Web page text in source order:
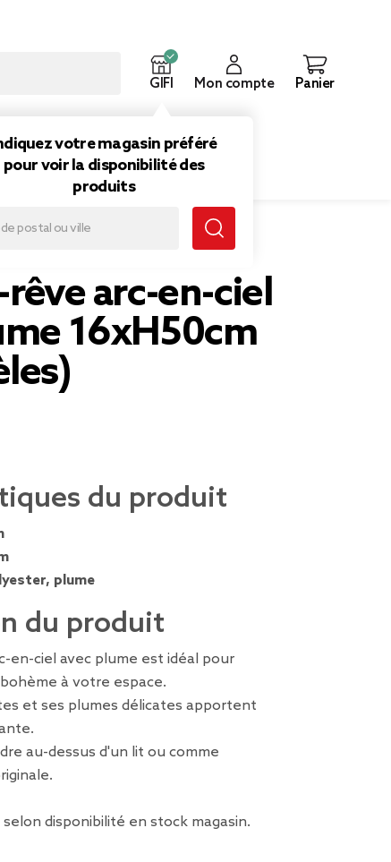
GIFI
votre magasin préféré
pour voir la disponibilité des
produits
Mon compte Panier
modèles)
arc-en-ciel
16xH50cm
du produit
plume
du produit
en-ciel avec plume est idéal pour
à votre espace.
et ses plumes délicates apportent
au-dessus d'un lit ou comme
disponibilité en stock magasin.